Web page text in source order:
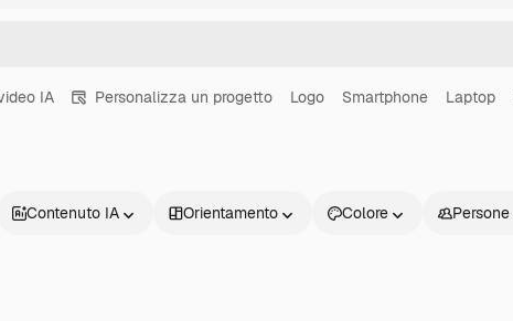
IA Personalizza un progetto Logo Smartphone Laptop
Contenuto IA Orientamento Colore Persone